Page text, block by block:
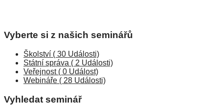
Vyberte si z našich seminářů
Školství ( 30 Události)
Státní správa ( 2 Události)
Veřejnost ( 0 Událost)
Webináře ( 28 Události)
Vyhledat seminář